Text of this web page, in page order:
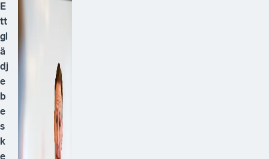
E
tt
gl
ä
dj
e
b
e
s
k
e